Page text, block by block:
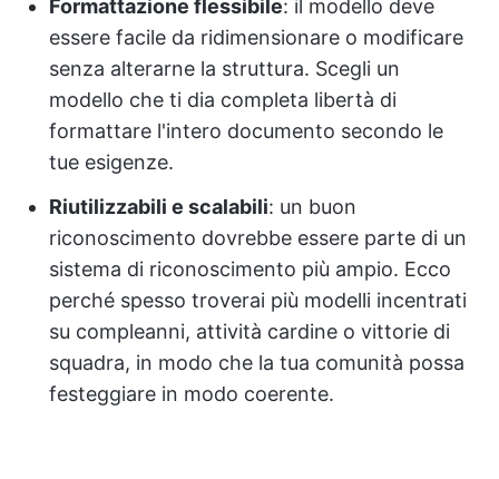
Formattazione flessibile: il modello deve
essere facile da ridimensionare o modificare
senza alterarne la struttura. Scegli un
modello che ti dia completa libertà di
formattare l'intero documento secondo le
tue esigenze.
Riutilizzabili e scalabili: un buon
riconoscimento dovrebbe essere parte di un
sistema di riconoscimento più ampio. Ecco
perché spesso troverai più modelli incentrati
su compleanni, attività cardine o vittorie di
squadra, in modo che la tua comunità possa
festeggiare in modo coerente.